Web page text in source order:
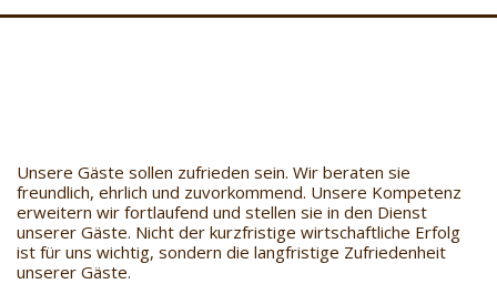
Unsere Gäste sollen zufrieden sein. Wir beraten sie
freundlich, ehrlich und zuvorkommend. Unsere Kompetenz
erweitern wir fortlaufend und stellen sie in den Dienst
unserer Gäste. Nicht der kurzfristige wirtschaftliche Erfolg
ist für uns wichtig, sondern die langfristige Zufriedenheit
unserer Gäste.